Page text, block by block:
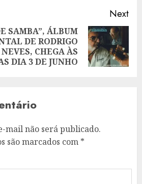
Next
SAMBA”, ÁLBUM
DE RODRIGO
CHEGA ÀS
DIA 3 DE JUNHO
mail não será publicado.
são marcados com *